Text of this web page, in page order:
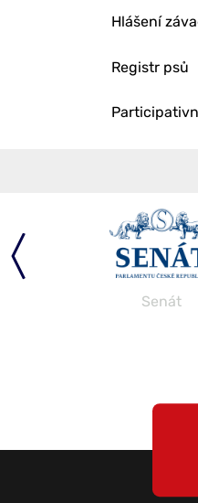
Hlášení
Registr psů
Senát